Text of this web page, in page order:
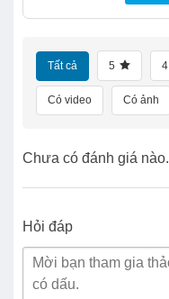
Tất cả 5 4
Có video Có ảnh
Chưa có đánh giá nào.
Hỏi đáp